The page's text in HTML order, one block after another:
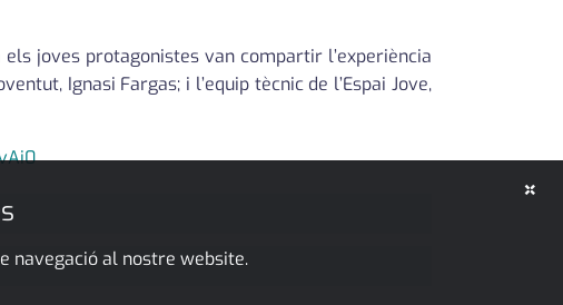
joves protagonistes van compartir l’experiència
Ignasi Fargas; i l’equip tècnic de l’Espai Jove,
×
navegació al nostre website.